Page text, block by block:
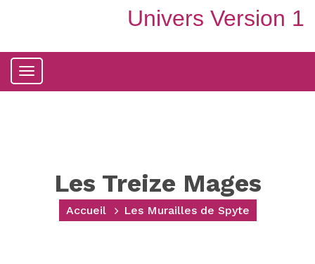
Univers Version 1
Toggle
Les Treize Mages
Accueil Les Murailles de Spyte